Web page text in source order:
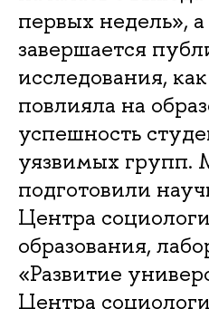
первых недель», а
завершается
исследования,
повлияла на
успешность
уязвимых групп.
подготовили
Центра
образования,
«Развитие
Центра